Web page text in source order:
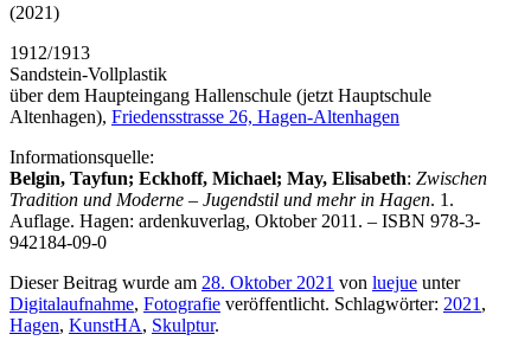
(2021)
1912/1913
Sandstein-Vollplastik
über dem Haupteingang Hallenschule (jetzt Hauptschule
Altenhagen), Friedensstrasse 26, Hagen-Altenhagen
Informationsquelle:
Belgin, Tayfun; Eckhoff, Michael; May, Elisabeth: Zwischen
Tradition und Moderne – Jugendstil und mehr in Hagen. 1.
Auflage. Hagen: ardenkuverlag, Oktober 2011. – ISBN 978-3-
942184-09-0
Dieser Beitrag wurde am 28. Oktober 2021 von luejue unter
Digitalaufnahme, Fotografie veröffentlicht. Schlagwörter: 2021 ,
Hagen, KunstHA, Skulptur.